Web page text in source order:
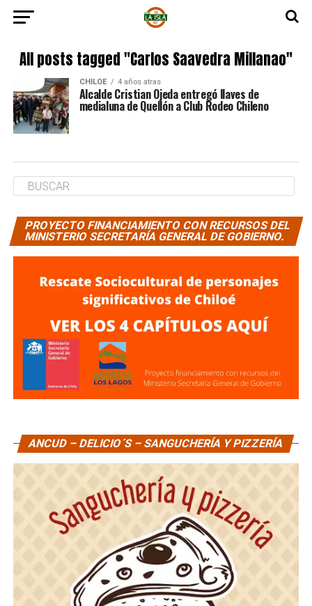
All posts tagged "Carlos Saavedra Millanao"
CHILOE 4 años atras
Alcalde Cristian Ojeda entregó llaves de
medialuna de Quellón a Club Rodeo Chileno
PROYECTO FINANCIAMIENTO CON RECURSOS DEL
MINISTERIO SECRETARÍA GENERAL DE GOBIERNO.
ANCUD – DELICIO´S – SANGUCHERÍA Y PIZZERÍA